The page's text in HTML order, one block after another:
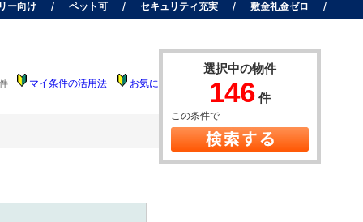
ー向け ペット可 セキュリティ充実 敷金礼金ゼロ
マイ条件の活用法 お気に入りの活用法
選択中の物件
146 件
この条件で